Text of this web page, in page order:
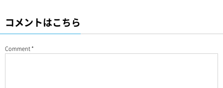
コメントはこちら
Comment*